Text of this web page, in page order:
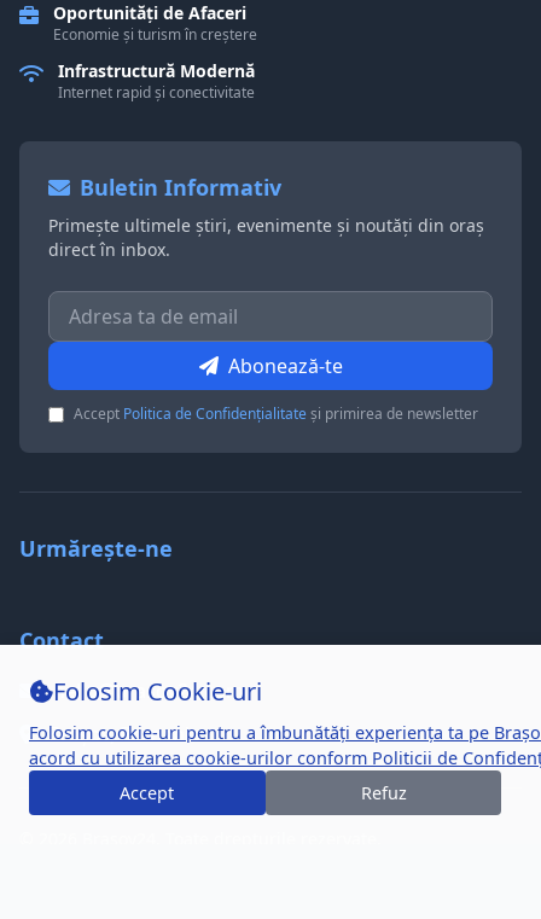
Oportunități de Afaceri
Economie și turism în creștere
Infrastructură Modernă
Internet rapid și conectivitate
Buletin Informativ
Primește ultimele știri, evenimente și noutăți din oraș
direct în inbox.
Abonează-te
Accept Politica de Confidențialitateși primirea de newsletter
Urmărește-ne
Contact
hello@brasov24.com
Brașov, Romania
Folosim Cookie-uri
Folosim cookie-uri pentru a îmbunătăți experiența ta pe
acord cu utilizarea cookie-urilor conform Politicii de
Accept
Refuz